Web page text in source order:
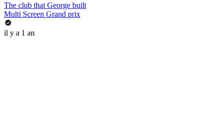
The club that George built
Multi Screen Grand prix
il y a 1 an